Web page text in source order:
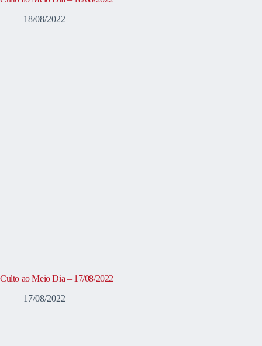
18/08/2022
Culto ao Meio Dia – 17/08/2022
17/08/2022